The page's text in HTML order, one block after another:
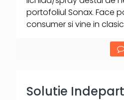
portofoliul Sonax. Face
consumer si vine in
Solutie